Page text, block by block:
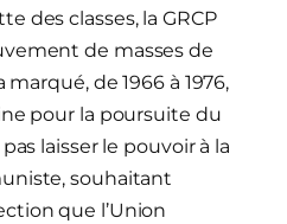
des classes, la GRCP
de masses de
de 1966 à 1976,
pour la poursuite du
laisser le pouvoir à la
souhaitant
que l’Union